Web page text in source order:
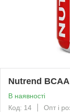
Nutrend
В наявності
Код: 14
Опт і